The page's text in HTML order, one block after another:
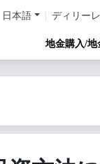
日本語 ディリー
地金購入/地